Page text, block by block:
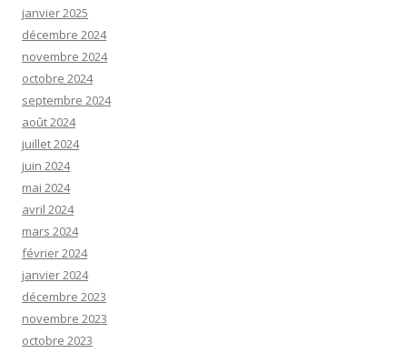
janvier 2025
décembre 2024
novembre 2024
octobre 2024
septembre 2024
août 2024
juillet 2024
juin 2024
mai 2024
avril 2024
mars 2024
février 2024
janvier 2024
décembre 2023
novembre 2023
octobre 2023